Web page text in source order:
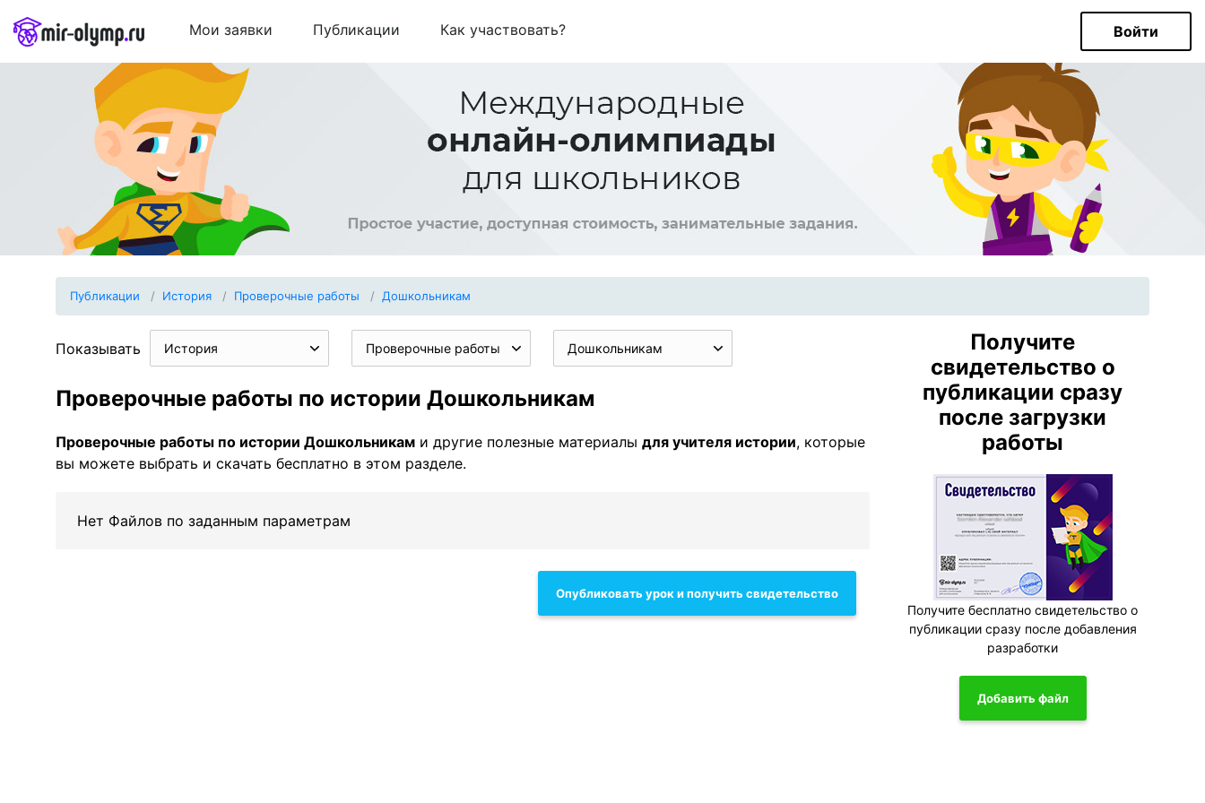
Мои заявки Публикации Как участвовать? Войти
Публикации История Проверочные работы Дошкольникам
Показывать История Проверочные работы Дошкольникам
Проверочные работы по истории Дошкольникам
Проверочные работы по истории Дошкольникам и другие полезные материалы для учителя истории, которые
вы можете выбрать и скачать бесплатно в этом разделе.
Нет Файлов по заданным параметрам
Опубликовать урок и получить свидетельство
Получите
свидетельство о
публикации сразу
после загрузки
работы
Получите бесплатно свидетельство о
публикации сразу после добавления
разработки
Добавить файл